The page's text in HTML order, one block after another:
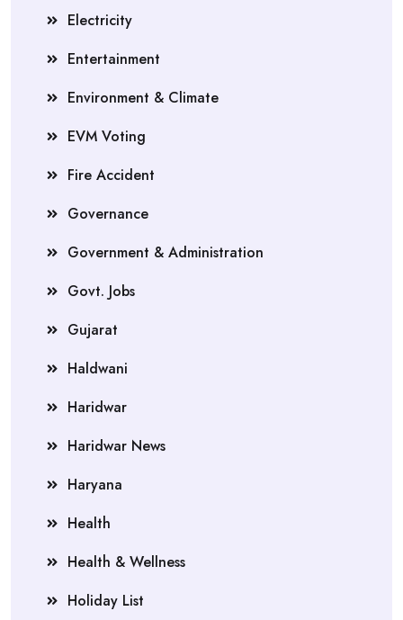
Electricity
Entertainment
Environment & Climate
EVM Voting
Fire Accident
Governance
Government & Administration
Govt. Jobs
Gujarat
Haldwani
Haridwar
Haridwar News
Haryana
Health
Health & Wellness
Holiday List